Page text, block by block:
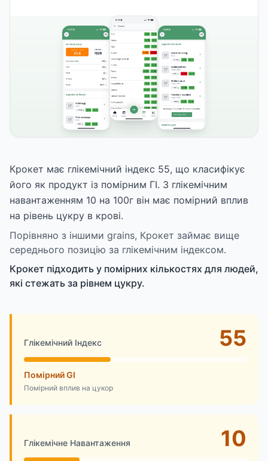
Крокет має глікемічний індекс 55, що класифікує
його як продукт із помірним ГІ. З глікемічним
навантаженням 10 на 100г він має помірний вплив
на рівень цукру в крові.
Порівняно з іншими grains, Крокет займає вище
середнього позицію за глікемічним індексом.
Крокет підходить у помірних кількостях для людей,
які стежать за рівнем цукру.
Глікемічний Індекс 55
Помірний GI
Помірний вплив на цукор
Глікемічне Навантаження 10